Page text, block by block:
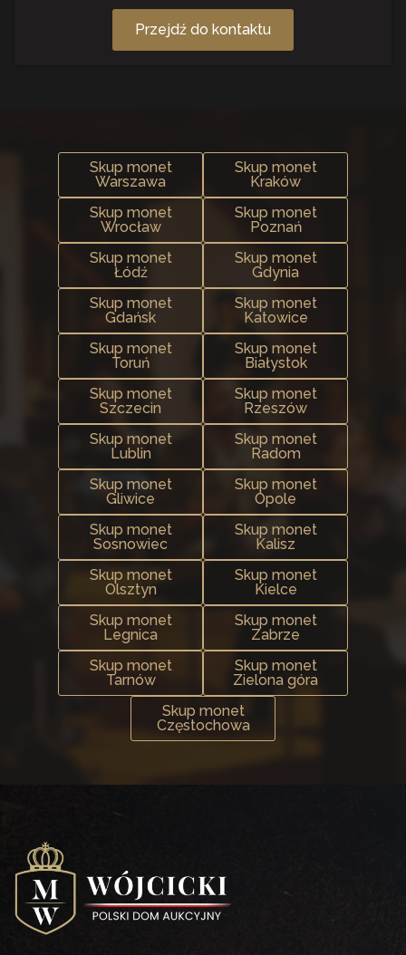
Przejdź do kontaktu
Skup monet
Warszawa
Skup monet
Kraków
Skup monet
Wrocław
Skup monet
Poznań
Skup monet
Łódź
Skup monet
Gdynia
Skup monet
Gdańsk
Skup monet
Katowice
Skup monet
Toruń
Skup monet
Białystok
Skup monet
Szczecin
Skup monet
Rzeszów
Skup monet
Lublin
Skup monet
Radom
Skup monet
Gliwice
Skup monet
Opole
Skup monet
Sosnowiec
Skup monet
Kalisz
Skup monet
Olsztyn
Skup monet
Kielce
Skup monet
Legnica
Skup monet
Zabrze
Skup monet
Tarnów
Skup monet
Zielona góra
Skup monet
Częstochowa